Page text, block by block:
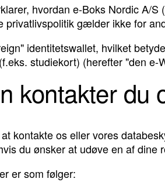
hvordan e-Boks Nordic A/
privatlivspolitik gælder ikke for
identitetswallet, hvilket
studiekort) (herefter "den e-
kontakter du
kontakte os eller vores
du ønsker at udøve en af dine
er som følger: